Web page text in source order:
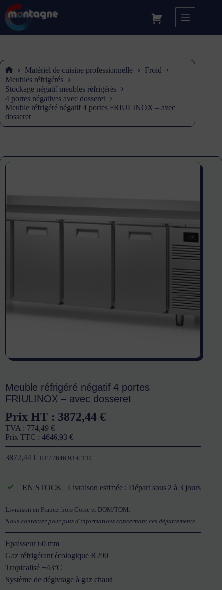
Accueil
Matériel de cuisine professionnelle
Froid
Meubles réfrigérés
Stockage négatif meubles réfrigérés
4 portes négatives avec dosseret
Meuble réfrigéré négatif 4 portes FRIULINOX – avec
dosseret
Meuble réfrigéré négatif 4 portes
FRIULINOX – avec dosseret
Prix HT : 3872,44 €
TVA : 774,49 €
Prix TTC : 4646,93 €
3872,44 € HT / 4646,93 € TTC
EN STOCK Livraison estimée : Départ sous 2 à 3 jours
Livraison en France, hors Corse et DOM/TOM.
Nous contacter pour plus d'informations concernant ces départements
Epaisseur 60 mm
Gaz réfrigérant écologique R290
Tropicalisé +43°C
Système de dégivrage à gaz chaud